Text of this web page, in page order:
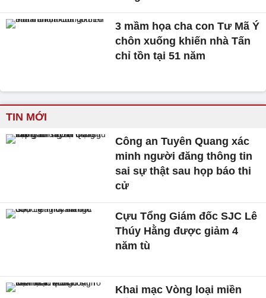
3 mầm họa cha con Tư Mã Ý
chôn xuống khiến nhà Tấn
chỉ tồn tại 51 năm
TIN MỚI
Công an Tuyên Quang xác
minh người đăng thông tin
sai sự thật sau họp báo thi
cử
Cựu Tổng Giám đốc SJC Lê
Thúy Hằng được giảm 4
năm tù
Khai mạc Vòng loại miền